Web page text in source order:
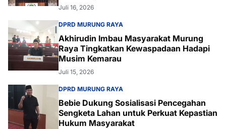
Juli 16, 2026
DPRD MURUNG RAYA
Akhirudin Imbau Masyarakat Murung
Raya Tingkatkan Kewaspadaan Hadapi
Musim Kemarau
Juli 15, 2026
DPRD MURUNG RAYA
Bebie Dukung Sosialisasi Pencegahan
Sengketa Lahan untuk Perkuat Kepastian
Hukum Masyarakat